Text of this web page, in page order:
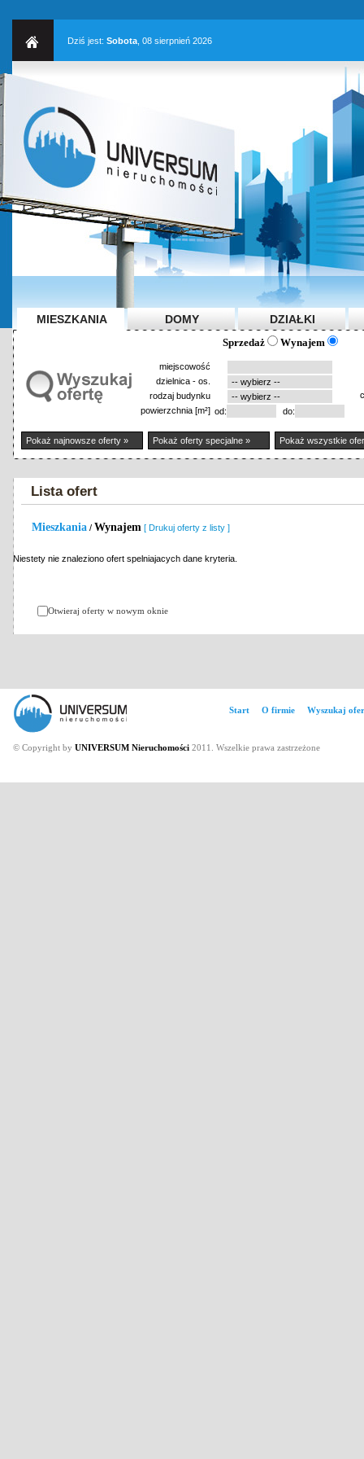
Dziś jest: Sobota , 08 sierpnień 2026
Sprzedaż Wynajem
MIESZKANIA DOMY DZIAŁKI
miejscowość
dzielnica - os.
rodzaj budynku
powierzchnia [m²] od: do:
Pokaż najnowsze oferty » Pokaż oferty specjalne » Pokaż wszystkie
Lista ofert
Mieszkania / Wynajem [ Drukuj oferty z listy ]
Niestety nie znaleziono ofert spelniajacych dane kryteria.
Otwieraj oferty w nowym oknie
Start O firmie Wyszukaj
© Copyright by UNIVERSUM Nieruchomości 2011. Wszelkie prawa zastrzeżone